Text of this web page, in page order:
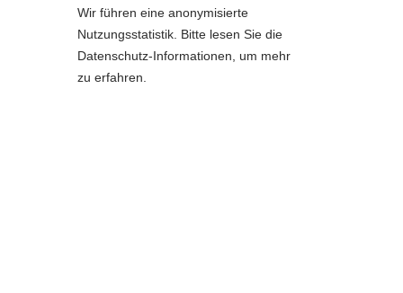
Wir führen eine anonymisierte
Nutzungsstatistik. Bitte lesen Sie die
Datenschutz-Informationen , um mehr
zu erfahren.